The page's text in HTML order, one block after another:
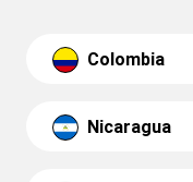
Colombia
Nicaragua